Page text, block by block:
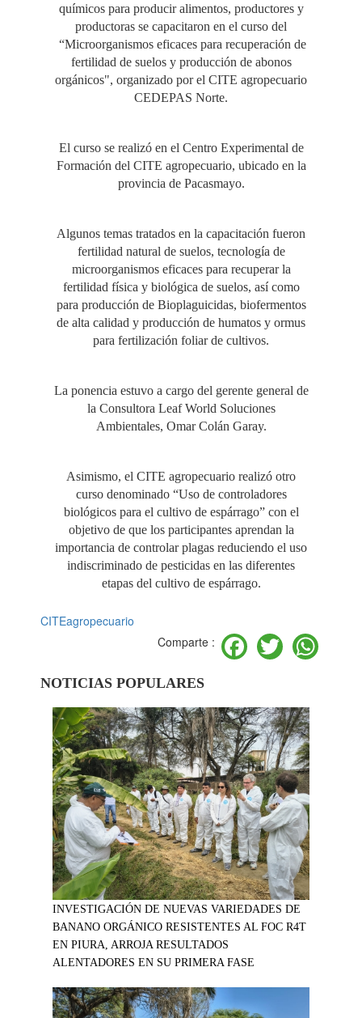
químicos para producir alimentos, productores y
productoras se capacitaron en el curso del
“Microorganismos eficaces para recuperación de
fertilidad de suelos y producción de abonos
orgánicos", organizado por el CITE agropecuario
CEDEPAS Norte.
El curso se realizó en el Centro Experimental de
Formación del CITE agropecuario, ubicado en la
provincia de Pacasmayo.
Algunos temas tratados en la capacitación fueron
fertilidad natural de suelos, tecnología de
microorganismos eficaces para recuperar la
fertilidad física y biológica de suelos, así como
para producción de Bioplaguicidas, biofermentos
de alta calidad y producción de humatos y ormus
para fertilización foliar de cultivos.
La ponencia estuvo a cargo del gerente general de
la Consultora Leaf World Soluciones
Ambientales, Omar Colán Garay.
Asimismo, el CITE agropecuario realizó otro
curso denominado “Uso de controladores
biológicos para el cultivo de espárrago” con el
objetivo de que los participantes aprendan la
importancia de controlar plagas reduciendo el uso
indiscriminado de pesticidas en las diferentes
etapas del cultivo de espárrago.
CITEagropecuario
Comparte :
Facebook
Twitter
NOTICIAS POPULARES
INVESTIGACIÓN DE NUEVAS VARIEDADES DE
BANANO ORGÁNICO RESISTENTES AL FOC R4T
EN PIURA, ARROJA RESULTADOS
ALENTADORES EN SU PRIMERA FASE